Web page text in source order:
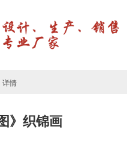
详情
》织锦画